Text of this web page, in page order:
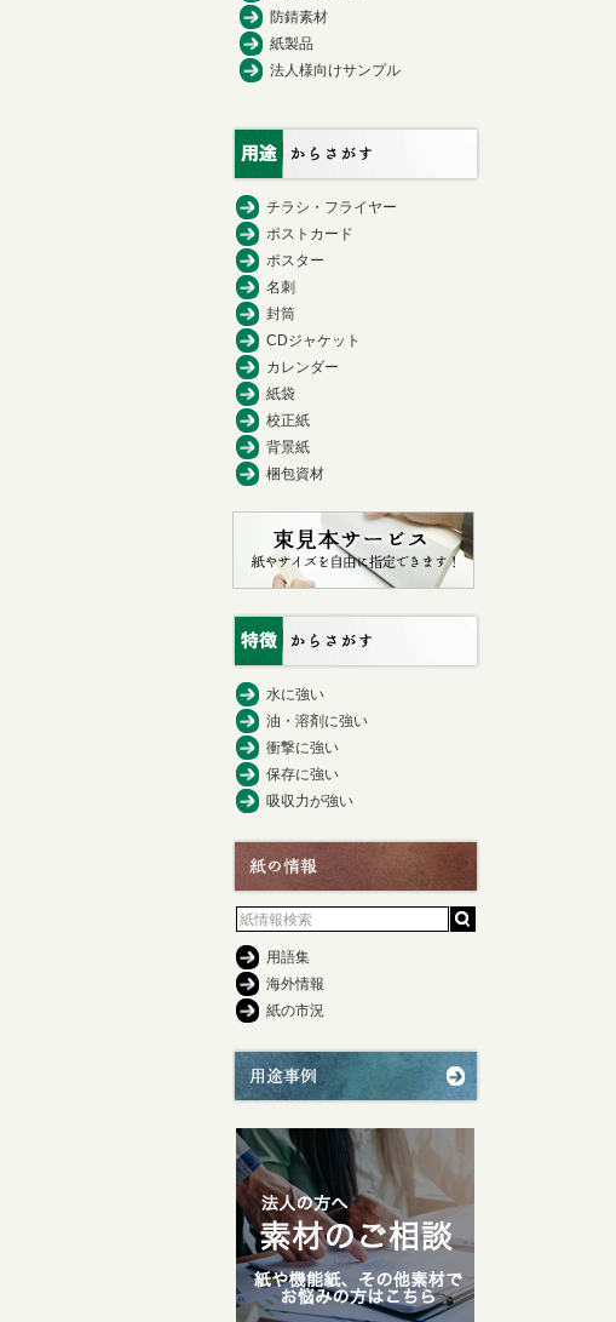
防錆素材
紙製品
法人様向けサンプル
チラシ・フライヤー
ポストカード
ポスター
名刺
封筒
CDジャケット
カレンダー
紙袋
校正紙
背景紙
梱包資材
水に強い
油・溶剤に強い
衝撃に強い
保存に強い
吸収力が強い
用語集
海外情報
紙の市況